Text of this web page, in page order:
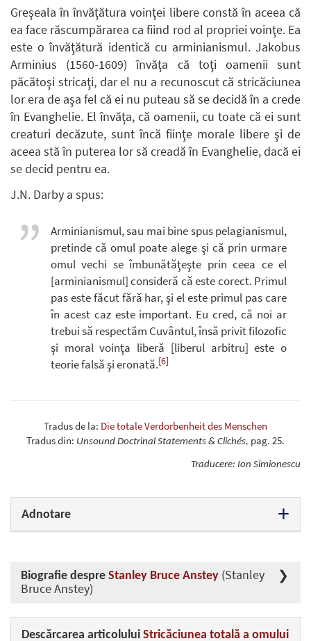
Greşeala în învăţătura voinţei libere constă în aceea că
ea face răscumpărarea ca fiind rod al propriei voinţe. Ea
este o învăţătură identică cu arminianismul. Jakobus
Arminius (1560-1609) învăţa că toţi oamenii sunt
păcătoşi stricaţi, dar el nu a recunoscut că stricăciunea
lor era de aşa fel că ei nu puteau să se decidă în a crede
în Evanghelie. El învăţa, că oamenii, cu toate că ei sunt
creaturi decăzute, sunt încă fiinţe morale libere şi de
aceea stă în puterea lor să creadă în Evanghelie, dacă ei
se decid pentru ea.
J.N. Darby a spus:
Arminianismul, sau mai bine spus pelagianismul,
pretinde că omul poate alege şi că prin urmare
omul vechi se îmbunătăţeşte prin ceea ce el
[arminianismul] consideră că este corect. Primul
pas este făcut fără har, şi el este primul pas care
în acest caz este important. Eu cred, că noi ar
trebui să respectăm Cuvântul, însă privit filozofic
şi moral voinţa liberă [liberul arbitru] este o
teorie falsă şi eronată.[6]
Tradus de la: Die totale Verdorbenheit des Menschen
Tradus din: Unsound Doctrinal Statements & Clichés, pag. 25.
Traducere: Ion Simionescu
Adnotare
Biografie despre Stanley Bruce Anstey (Stanley
Bruce Anstey)
Descărcarea articolului Stricăciunea totală a omului